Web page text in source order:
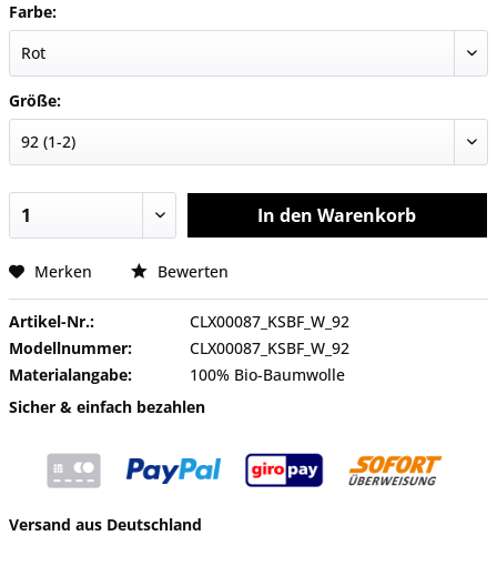
Farbe:
Größe:
In den Warenkorb
Merken Bewerten
Artikel-Nr.:
CLX00087_KSBF_W_92
Modellnummer:
CLX00087_KSBF_W_92
Materialangabe:
100% Bio-Baumwolle
Sicher & einfach bezahlen
Versand aus Deutschland